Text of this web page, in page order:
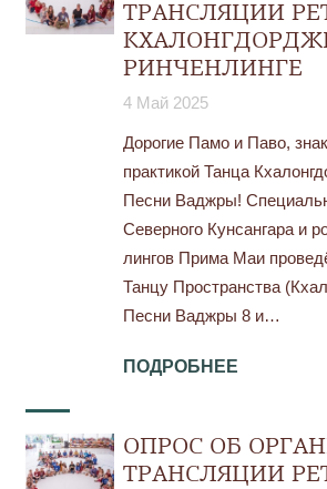
ТРАНСЛЯЦИИ
РИНЧЕНЛИНГЕ
4 Май 2025
Дорогие Памо и Паво,
практикой Танца
Песни Ваджры!
Северного Кунсангара и
лингов Прима Маи
Танцу Пространства
Песни Ваджры 8 и…
ПОДРОБНЕЕ
ОПРОС ОБ
ТРАНСЛЯЦИИ